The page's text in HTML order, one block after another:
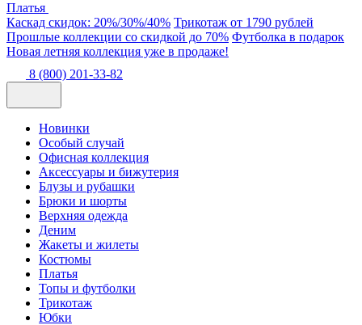
Платья
Каскад скидок: 20%/30%/40% Трикотаж от 1790 рублей
Прошлые коллекции со скидкой до 70% Футболка в подарок
Новая летняя коллекция уже в продаже!
8 (800) 201-33-82
Новинки
Особый случай
Офисная коллекция
Аксессуары и бижутерия
Блузы и рубашки
Брюки и шорты
Верхняя одежда
Деним
Жакеты и жилеты
Костюмы
Платья
Топы и футболки
Трикотаж
Юбки